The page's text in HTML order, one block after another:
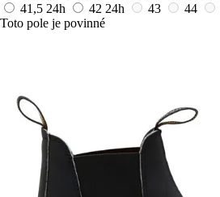
41,5 24h 42 24h 43 44
Toto pole je povinné